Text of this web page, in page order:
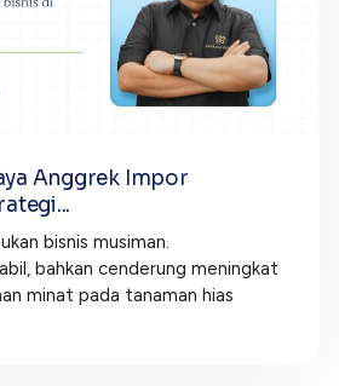
Anggrek Impor
bisnis musiman.
bahkan cenderung meningkat
minat pada tanaman hias